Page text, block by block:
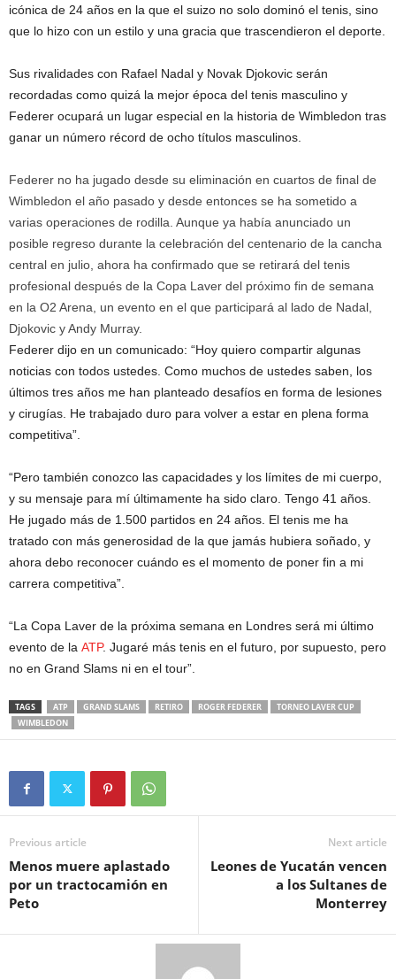
icónica de 24 años en la que el suizo no solo dominó el tenis, sino
que lo hizo con un estilo y una gracia que trascendieron el deporte.
Sus rivalidades con Rafael Nadal y Novak Djokovic serán
recordadas como quizá la mejor época del tenis masculino y
Federer ocupará un lugar especial en la historia de Wimbledon tras
ganar un número récord de ocho títulos masculinos.
Federer no ha jugado desde su eliminación en cuartos de final de
Wimbledon el año pasado y desde entonces se ha sometido a
varias operaciones de rodilla. Aunque ya había anunciado un
posible regreso durante la celebración del centenario de la cancha
central en julio, ahora ha confirmado que se retirará del tenis
profesional después de la Copa Laver del próximo fin de semana
en la O2 Arena, un evento en el que participará al lado de Nadal,
Djokovic y Andy Murray.
Federer dijo en un comunicado: “Hoy quiero compartir algunas
noticias con todos ustedes. Como muchos de ustedes saben, los
últimos tres años me han planteado desafíos en forma de lesiones
y cirugías. He trabajado duro para volver a estar en plena forma
competitiva”.
“Pero también conozco las capacidades y los límites de mi cuerpo,
y su mensaje para mí últimamente ha sido claro. Tengo 41 años.
He jugado más de 1.500 partidos en 24 años. El tenis me ha
tratado con más generosidad de la que jamás hubiera soñado, y
ahora debo reconocer cuándo es el momento de poner fin a mi
carrera competitiva”.
“La Copa Laver de la próxima semana en Londres será mi último
evento de la ATP. Jugaré más tenis en el futuro, por supuesto, pero
no en Grand Slams ni en el tour”.
TAGS ATP GRAND SLAMS RETIRO ROGER FEDERER
TORNEO LAVER CUP
WIMBLEDON
Previous article
Menos muere aplastado
por un tractocamión en
Peto
Next article
Leones de Yucatán vencen
a los Sultanes de
Monterrey